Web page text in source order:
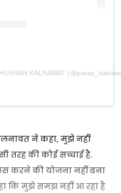
KALNAWAT
ने कहा, मुझे नहीं
तरह की कोई सच्चाई है.
करने की योजना नहीं बना
कि मुझे समझ नहीं आ रहा है